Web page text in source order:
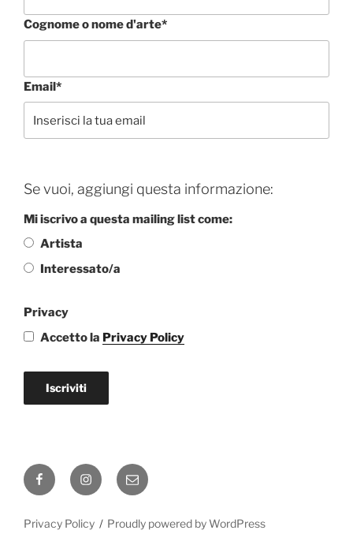
Cognome o nome d'arte*
Email*
Se vuoi, aggiungi questa informazione:
Mi iscrivo a questa mailing list come:
Artista
Interessato/a
Privacy
Accetto la Privacy Policy
Iscriviti
FacebookInstagramEmail
Privacy Policy Proudly powered by WordPress